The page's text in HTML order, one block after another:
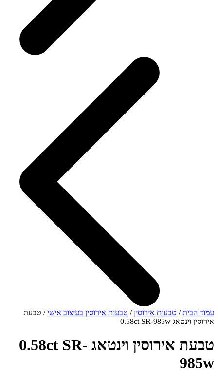
עמוד הבית/ טבעות אירוסין/ טבעות אירוסין בעיצוב אישי/ טבעת
אירוסין וינטאג 0.58ct SR-985w
טבעת אירוסין וינטאג 0.58ct SR-
985w